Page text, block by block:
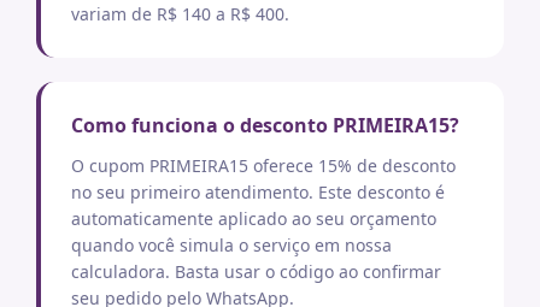
variam de R$ 140 a R$ 400.
Como funciona o desconto PRIMEIRA15?
O cupom PRIMEIRA15 oferece 15% de desconto
no seu primeiro atendimento. Este desconto é
automaticamente aplicado ao seu orçamento
quando você simula o serviço em nossa
calculadora. Basta usar o código ao confirmar
seu pedido pelo WhatsApp.